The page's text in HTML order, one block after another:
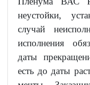
неустойки,
случай
исполнения
даты
есть до даты